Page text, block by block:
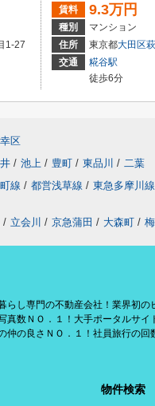
1-27
賃料 9.3万円
種別
マンション
住所
東京都大田区
交通
糀谷駅
徒歩6分
区
/ 池上 / 豊町 / 東品川 / 二葉
線 / 都営浅草線 / 東急多摩川線
/ 立会川 / 京急蒲田 / 大森町 /
し専門の不動産会社！業界初の
数ＮＯ．１！大手ポータルサ
の良さＮＯ．１！社員旅行の回
物件検索